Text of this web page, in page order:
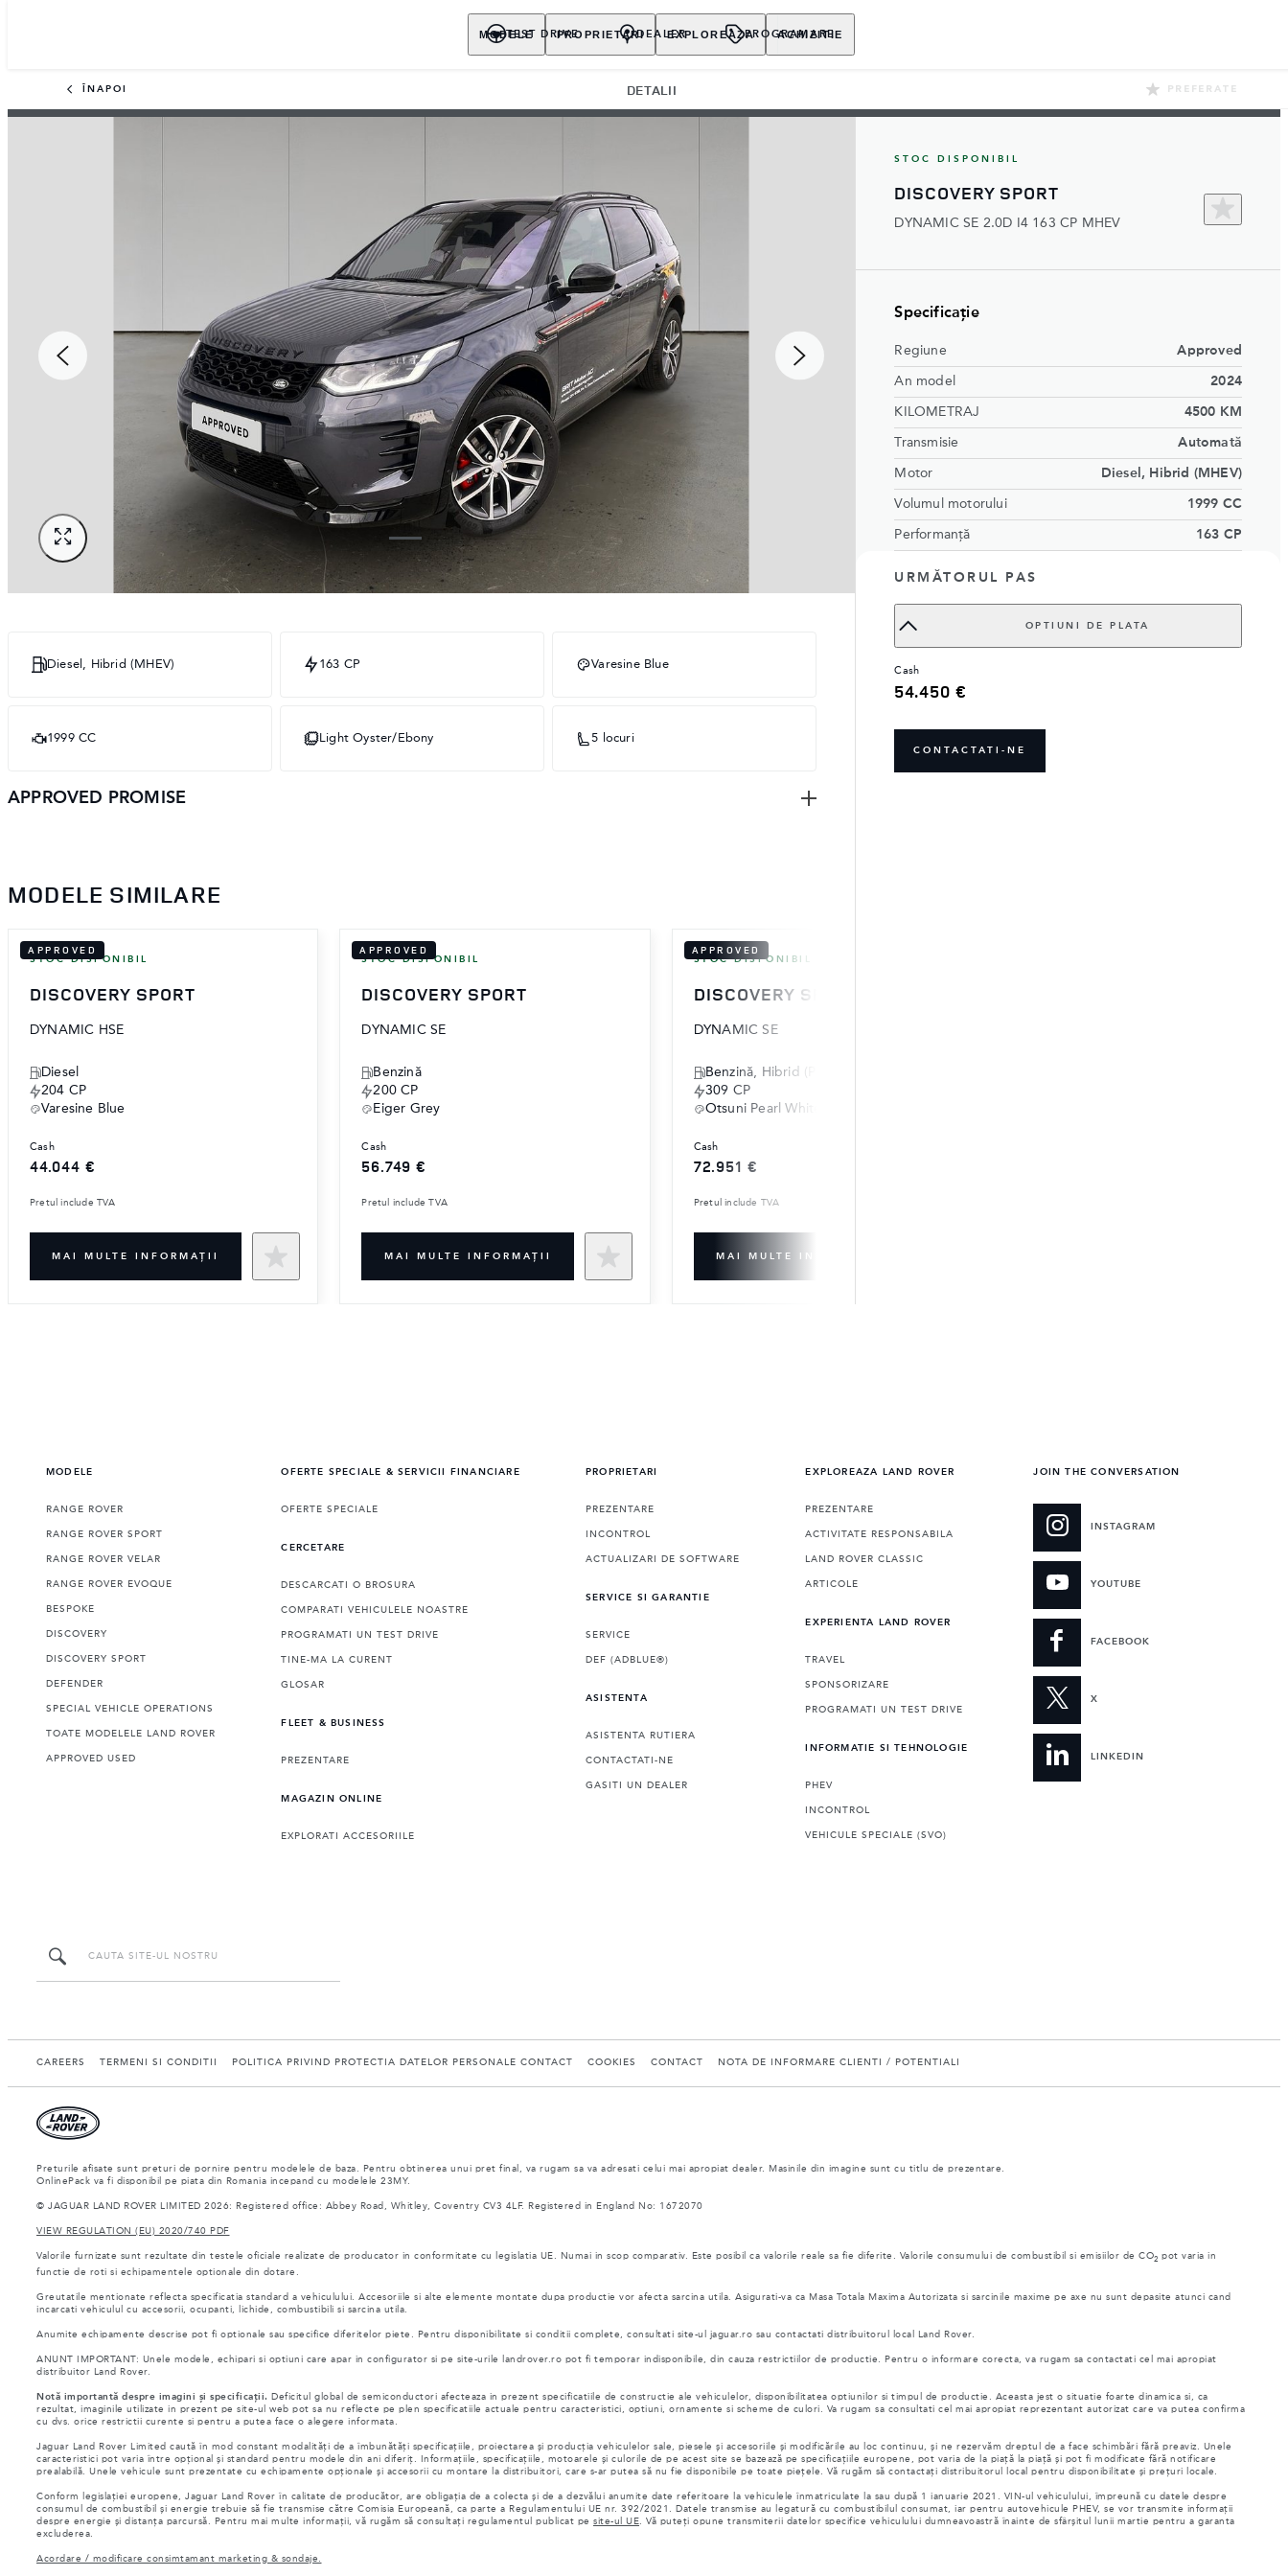
MODELE PROPRIETARI EXPLOREAZA ACHIZITIE
TEST DRIVE DEALER PROGRAMARE
ÎNAPOI DETALII ‎PREFERATE
Diesel, Hibrid (MHEV) 163 CP Varesine Blue
1999 CC Light Oyster/Ebony 5 locuri
APPROVED PROMISE
MODELE SIMILARE
APPROVED
STOC DISPONIBIL
DISCOVERY SPORT
DYNAMIC HSE
Diesel
204 CP
Varesine Blue
cash
44.044 €
Pretul include TVA
MAI MULTE INFORMAŢII
APPROVED
STOC DISPONIBIL
DISCOVERY SPORT
DYNAMIC SE
‎Benzină
200 CP
Eiger Grey
cash
56.749 €
Pretul include TVA
MAI MULTE INFORMAŢII
APPROVED
STOC DISPONIBIL
DISCOVERY SPORT
DYNAMIC SE
‎Benzină, Hibrid (PHEV)
309 CP
Otsuni Pearl White
cash
72.951 €
Pretul include TVA
MAI MULTE INFORMAŢII
STOC DISPONIBIL
DISCOVERY SPORT
DYNAMIC SE 2.0D I4 163 CP MHEV
Specificație
Regiune Approved
An model 2024
KILOMETRAJ 4500 KM
Transmisie Automată
Motor Diesel, Hibrid (MHEV)
Volumul motorului 1999 CC
Performanță 163 CP
Numar de locuri
URMĂTORUL PAS
OPTIUNI DE PLATA
cash
54.450 €
CONTACTATI-NE
MODELE
RANGE ROVER
RANGE ROVER SPORT
RANGE ROVER VELAR
RANGE ROVER EVOQUE
BESPOKE
DISCOVERY
DISCOVERY SPORT
DEFENDER
SPECIAL VEHICLE OPERATIONS
TOATE MODELELE LAND ROVER
APPROVED USED
OFERTE SPECIALE & SERVICII FINANCIARE
OFERTE SPECIALE
CERCETARE
DESCARCATI O BROSURA
COMPARATI VEHICULELE NOASTRE
PROGRAMATI UN TEST DRIVE
TINE-MA LA CURENT
GLOSAR
FLEET & BUSINESS
PREZENTARE
MAGAZIN ONLINE
EXPLORATI ACCESORIILE
PROPRIETARI
PREZENTARE
INCONTROL
ACTUALIZARI DE SOFTWARE
SERVICE SI GARANTIE
SERVICE
DEF (ADBLUE®)
ASISTENTA
ASISTENTA RUTIERA
CONTACTATI-NE
GASITI UN DEALER
EXPLOREAZA LAND ROVER
PREZENTARE
ACTIVITATE RESPONSABILA
LAND ROVER CLASSIC
ARTICOLE
EXPERIENTA LAND ROVER
TRAVEL
SPONSORIZARE
PROGRAMATI UN TEST DRIVE
INFORMATIE SI TEHNOLOGIE
PHEV
INCONTROL
VEHICULE SPECIALE (SVO)
JOIN THE CONVERSATION
INSTAGRAM
YOUTUBE
FACEBOOK
X
LINKEDIN
CAREERS TERMENI SI CONDITII POLITICA PRIVIND PROTECTIA DATELOR PERSONALE CONTACT COOKIES CONTACT NOTA DE INFORMARE CLIENTI / POTENTIALI
Preturile afisate sunt preturi de pornire pentru modelele de baza. Pentru obtinerea unui pret final, va rugam sa va adresati celui mai apropiat dealer. Masinile din imagine sunt cu titlu de prezentare.
OnlinePack va fi disponibil pe piata din Romania incepand cu modelele 23MY.
© JAGUAR LAND ROVER LIMITED 2026: Registered office: Abbey Road, Whitley, Coventry CV3 4LF. Registered in England No: 1672070
VIEW REGULATION (EU) 2020/740 PDF
Valorile furnizate sunt rezultate din testele oficiale realizate de producator in conformitate cu legislatia UE. Numai in scop comparativ. Este posibil ca valorile reale sa fie diferite. Valorile consumului de combustibil si emisiilor de CO2 pot varia in
functie de roti si echipamentele optionale din dotare.
Greutatile mentionate reflecta specificatia standard a vehiculului. Accesoriile si alte elemente montate dupa productie vor afecta sarcina utila. Asigurati-va ca Masa Totala Maxima Autorizata si sarcinile maxime pe axe nu sunt depasite atunci cand
incarcati vehiculul cu accesorii, ocupanti, lichide, combustibili si sarcina utila.
Anumite echipamente descrise pot fi optionale sau specifice diferitelor piete. Pentru disponibilitate si conditii complete, consultati site-ul jaguar.ro sau contactati distribuitorul local Land Rover.
ANUNT IMPORTANT: Unele modele, echipari si optiuni care apar in configurator si pe site-urile landrover.ro pot fi temporar indisponibile, din cauza restrictiilor de productie. Pentru o informare corecta, va rugam sa contactati cel mai apropiat
distribuitor Land Rover.
Notă importantă despre imagini și specificații. Deficitul global de semiconductori afecteaza in prezent specificatiile de constructie ale vehiculelor, disponibilitatea optiunilor si timpul de productie. Aceasta jest o situatie foarte dinamica si, ca
rezultat, imaginile utilizate in prezent pe site-ul web pot sa nu reflecte pe plen specificatiile actuale pentru caracteristici, optiuni, ornamente si scheme de culori. Va rugam sa consultati cel mai apropiat reprezentant autorizat care va putea confirma
cu dvs. orice restrictii curente si pentru a putea face o alegere informata.
Jaguar Land Rover Limited caută în mod constant modalități de a îmbunătăți specificațiile, proiectarea și producția vehiculelor sale, piesele și accesoriile și modificările au loc continuu, și ne rezervăm dreptul de a face schimbări fără preaviz. Unele
caracteristici pot varia între opțional și standard pentru modele din ani diferiț. Informațiile, specificațiile, motoarele și culorile de pe acest site se bazează pe specificațiile europene, pot varia de la piață la piață și pot fi modificate fără notificare
prealabilă. Unele vehicule sunt prezentate cu echipamente opționale și accesorii cu montare la distribuitori, care s-ar putea să nu fie disponibile pe toate piețele. Vă rugăm să contactați distribuitorul local pentru disponibilitate și prețuri locale.
Conform legislației europene, Jaguar Land Rover în calitate de producător, are obligația de a colecta și de a dezvălui anumite date referitoare la vehiculele înmatriculate la sau după 1 ianuarie 2021. VIN-ul vehiculului, împreună cu datele despre
consumul de combustibil și energie trebuie să fie transmise către Comisia Europeană, ca parte a Regulamentului UE nr. 392/2021. Datele transmise au legatură cu combustibilul consumat, iar pentru autovehicule PHEV, se vor transmite informații
despre energie și distanța parcursă. Pentru mai multe informații, vă rugăm să consultați regulamentul publicat pe site-ul UE. Vă puteți opune transmiterii datelor specifice vehiculului dumneavoastră înainte de sfârșitul lunii martie pentru a garanta
excluderea.
Acordare / modificare consimtamant marketing & sondaje.